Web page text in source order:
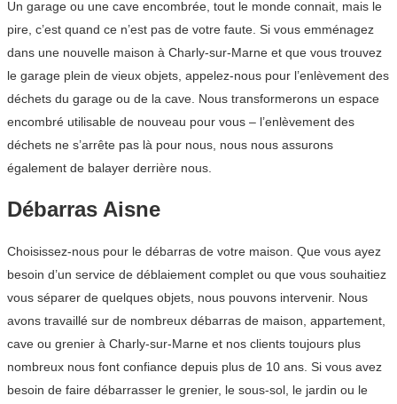
Un garage ou une cave encombrée, tout le monde connait, mais le
pire, c’est quand ce n’est pas de votre faute. Si vous emménagez
dans une nouvelle maison à Charly-sur-Marne et que vous trouvez
le garage plein de vieux objets, appelez-nous pour l’enlèvement des
déchets du garage ou de la cave. Nous transformerons un espace
encombré utilisable de nouveau pour vous – l’enlèvement des
déchets ne s’arrête pas là pour nous, nous nous assurons
également de balayer derrière nous.
Débarras Aisne
Choisissez-nous pour le débarras de votre maison. Que vous ayez
besoin d’un service de déblaiement complet ou que vous souhaitiez
vous séparer de quelques objets, nous pouvons intervenir. Nous
avons travaillé sur de nombreux débarras de maison, appartement,
cave ou grenier à Charly-sur-Marne et nos clients toujours plus
nombreux nous font confiance depuis plus de 10 ans. Si vous avez
besoin de faire débarrasser le grenier, le sous-sol, le jardin ou le